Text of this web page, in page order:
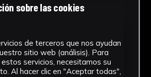
sobre las cookies
de terceros que nos ayudan
sitio web (análisis). Para
servicios, necesitamos su
Al hacer clic en "Aceptar todas",